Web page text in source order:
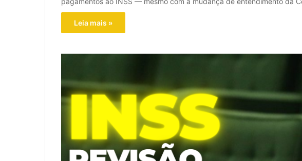
Leia mais »